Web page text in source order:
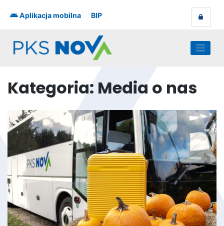
Aplikacja mobilna BIP
Kategoria: Media o nas